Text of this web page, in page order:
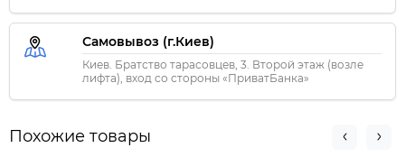
Самовывоз (г.Киев)
Киев. Братство тарасовцев, 3. Второй этаж (возле
лифта), вход со стороны «ПриватБанка»
Похожие товары